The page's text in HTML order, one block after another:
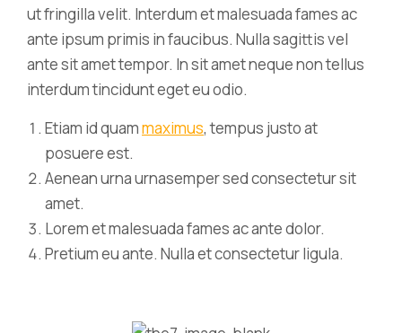
ut fringilla velit. Interdum et malesuada fames ac
ante ipsum primis in faucibus. Nulla sagittis vel
ante sit amet tempor. In sit amet neque non tellus
interdum tincidunt eget eu odio.
Etiam id quammaximus, tempus justo at
posuere est.
Aenean urna urnasemper sed consectetur sit
amet.
Lorem et malesuada fames ac ante dolor.
Pretium eu ante. Nulla et consectetur ligula.